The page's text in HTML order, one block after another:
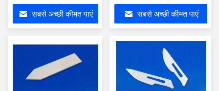
तीक्ष्णता सुरक्षा
सबसे अच्छी कीमत पाएं
सबसे अच्छी कीमत पाएं